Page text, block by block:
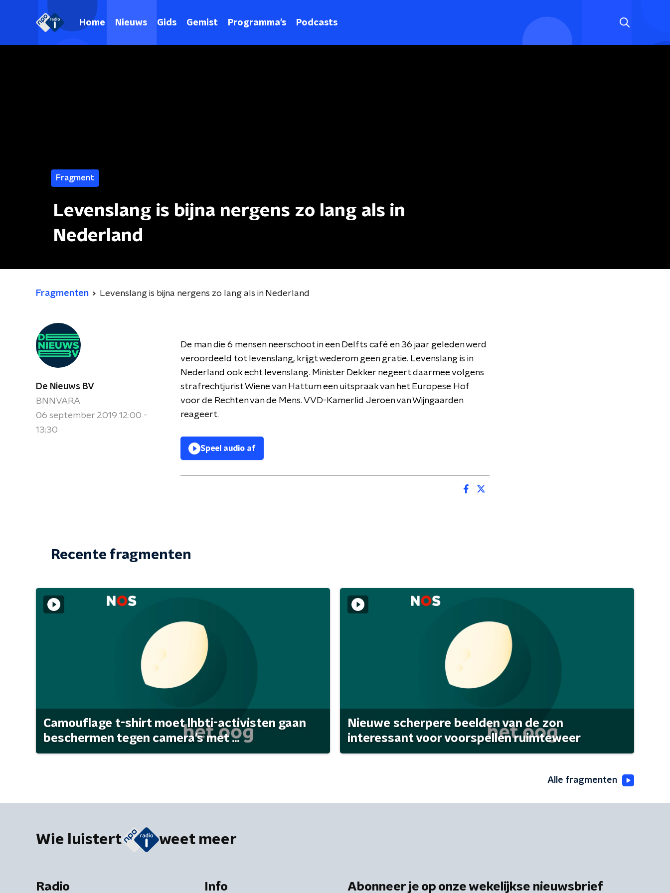
Home Nieuws Gids Gemist Programma's Podcasts
Fragment
Levenslang is bijna nergens zo lang als in
Nederland
Fragmenten Levenslang is bijna nergens zo lang als in Nederland
De Nieuws BV
BNNVARA
06 september 2019 12:00 -
13:30
De man die 6 mensen neerschoot in een Delfts café en 36 jaar geleden werd
veroordeeld tot levenslang, krijgt wederom geen gratie. Levenslang is in
Nederland ook echt levenslang. Minister Dekker negeert daarmee volgens
strafrechtjurist Wiene van Hattumeen uitspraak van het Europese Hof
voor de Rechten van de Mens. VVD-Kamerlid Jeroen van Wijngaarden
reageert.
Speel audio af
Recente fragmenten
Camouflage t-shirt moet lhbti-activisten gaan
beschermen tegen camera's met ...
Nieuwe scherpere beelden van de zon
interessant voor voorspellen ruimteweer
Alle fragmenten
Wie luistert weet meer
Radio Info Abonneer je op onze wekelijkse nieuwsbrief